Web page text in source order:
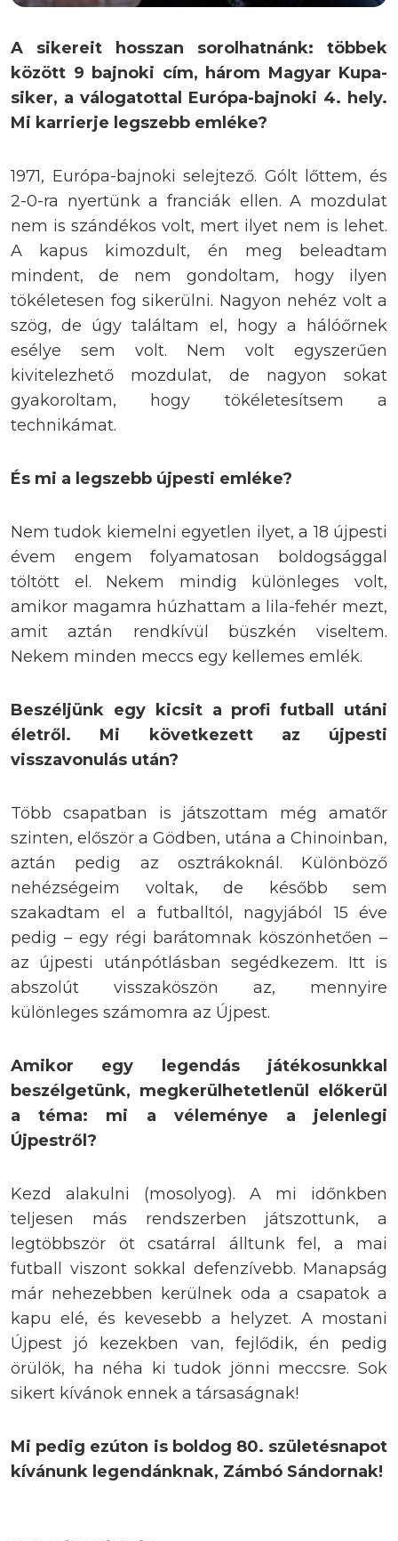
A sikereit hosszan sorolhatnánk: többek
között 9 bajnoki cím, három Magyar Kupa-
siker, a válogatottal Európa-bajnoki 4. hely.
Mi karrierje legszebb emléke?
1971, Európa-bajnoki selejtező. Gólt lőttem, és
2-0-ra nyertünk a franciák ellen. A mozdulat
nem is szándékos volt, mert ilyet nem is lehet.
A kapus kimozdult, én meg beleadtam
mindent, de nem gondoltam, hogy ilyen
tökéletesen fog sikerülni. Nagyon nehéz volt a
szög, de úgy találtam el, hogy a hálóőrnek
esélye sem volt. Nem volt egyszerűen
kivitelezhető mozdulat, de nagyon sokat
gyakoroltam, hogy tökéletesítsem a
technikámat.
És mi a legszebb újpesti emléke?
Nem tudok kiemelni egyetlen ilyet, a 18 újpesti
évem engem folyamatosan boldogsággal
töltött el. Nekem mindig különleges volt,
amikor magamra húzhattam a lila-fehér mezt,
amit aztán rendkívül büszkén viseltem.
Nekem minden meccs egy kellemes emlék.
Beszéljünk egy kicsit a profi futball utáni
életről. Mi következett az újpesti
visszavonulás után?
Több csapatban is játszottam még amatőr
szinten, először a Gödben, utána a Chinoinban,
aztán pedig az osztrákoknál. Különböző
nehézségeim voltak, de később sem
szakadtam el a futballtól, nagyjából 15 éve
pedig – egy régi barátomnak köszönhetően –
az újpesti utánpótlásban segédkezem. Itt is
abszolút visszaköszön az, mennyire
különleges számomra az Újpest.
Amikor egy legendás játékosunkkal
beszélgetünk, megkerülhetetlenül előkerül
a téma: mi a véleménye a jelenlegi
Újpestről?
Kezd alakulni (mosolyog). A mi időnkben
teljesen más rendszerben játszottunk, a
legtöbbször öt csatárral álltunk fel, a mai
futball viszont sokkal defenzívebb. Manapság
már nehezebben kerülnek oda a csapatok a
kapu elé, és kevesebb a helyzet. A mostani
Újpest jó kezekben van, fejlődik, én pedig
örülök, ha néha ki tudok jönni meccsre. Sok
sikert kívánok ennek a társaságnak!
Mi pedig ezúton is boldog 80. születésnapot
kívánunk legendánknak, Zámbó Sándornak!